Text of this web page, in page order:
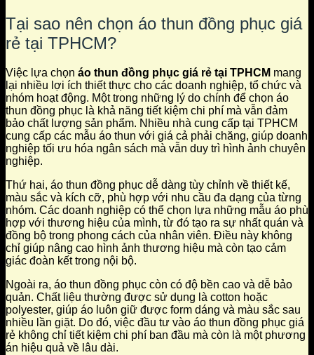
Tại sao nên chọn áo thun đồng phục giá
rẻ tại TPHCM?
Việc lựa chọn áo thun đồng phục giá rẻ tại TPHCM mang
lại nhiều lợi ích thiết thực cho các doanh nghiệp, tổ chức và
nhóm hoạt động. Một trong những lý do chính để chọn áo
thun đồng phục là khả năng tiết kiệm chi phí mà vẫn đảm
bảo chất lượng sản phẩm. Nhiều nhà cung cấp tại TPHCM
cung cấp các mẫu áo thun với giá cả phải chăng, giúp doanh
nghiệp tối ưu hóa ngân sách mà vẫn duy trì hình ảnh chuyên
nghiệp.
Thứ hai, áo thun đồng phục dễ dàng tùy chỉnh về thiết kế,
màu sắc và kích cỡ, phù hợp với nhu cầu đa dạng của từng
nhóm. Các doanh nghiệp có thể chọn lựa những mẫu áo phù
hợp với thương hiệu của mình, từ đó tạo ra sự nhất quán và
đồng bộ trong phong cách của nhân viên. Điều này không
chỉ giúp nâng cao hình ảnh thương hiệu mà còn tạo cảm
giác đoàn kết trong nội bộ.
Ngoài ra, áo thun đồng phục còn có độ bền cao và dễ bảo
quản. Chất liệu thường được sử dụng là cotton hoặc
polyester, giúp áo luôn giữ được form dáng và màu sắc sau
nhiều lần giặt. Do đó, việc đầu tư vào áo thun đồng phục giá
rẻ không chỉ tiết kiệm chi phí ban đầu mà còn là một phương
án hiệu quả về lâu dài.